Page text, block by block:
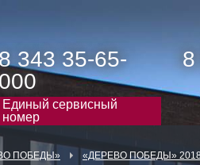
343 35-65-
000
Единый сервисный
номер
ПОБЕДЫ» «ДЕРЕВО ПОБЕДЫ»